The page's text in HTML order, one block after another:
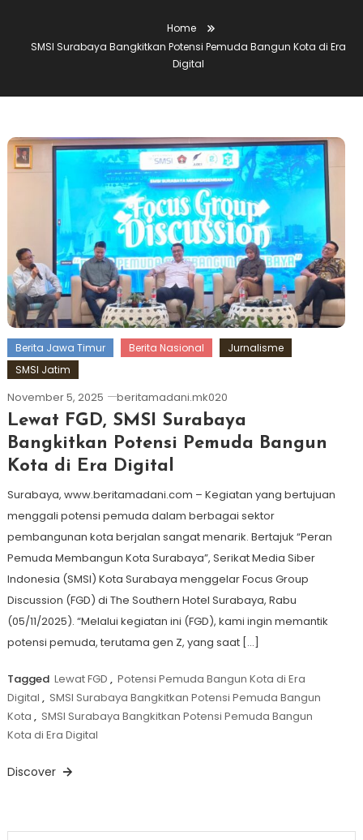
Home
SMSI Surabaya Bangkitkan Potensi Pemuda Bangun Kota di Era
Digital
Berita Jawa Timur Berita Nasional
Jurnalisme
SMSI Jatim
November 5, 2025 beritamadani.mk020
Lewat FGD, SMSI Surabaya
Bangkitkan Potensi Pemuda Bangun
Kota di Era Digital
Surabaya, www.beritamadani.com – Kegiatan yang bertujuan
menggali potensi pemuda dalam berbagai sektor
pembangunan kota berjalan sangat menarik. Bertajuk “Peran
Pemuda Membangun Kota Surabaya”, Serikat Media Siber
Indonesia (SMSI) Kota Surabaya menggelar Focus Group
Discussion (FGD) di The Southern Hotel Surabaya, Rabu
(05/11/2025). “Melalui kegiatan ini (FGD), kami ingin memantik
potensi pemuda, terutama gen Z, yang saat […]
Tagged Lewat FGD , Potensi Pemuda Bangun Kota di Era
Digital , SMSI Surabaya Bangkitkan Potensi Pemuda Bangun
Kota , SMSI Surabaya Bangkitkan Potensi Pemuda Bangun
Kota di Era Digital
Discover